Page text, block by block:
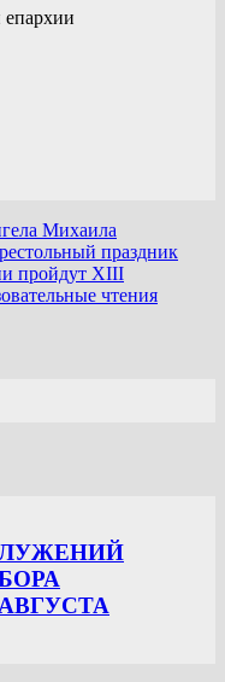
епархии
Михаила
праздник
пройдут XIII
чтения